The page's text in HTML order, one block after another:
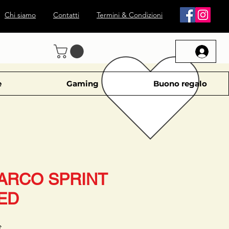
Chi siamo Contatti Termini & Condizioni
Gaming Buono regalo
SPRINT